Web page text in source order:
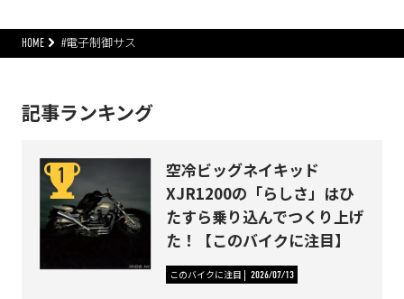
HOME #電子制御サス
記事ランキング
空冷ビッグネイキッド
XJR1200の「らしさ」はひ
たすら乗り込んでつくり上げ
た！【このバイクに注目】
このバイクに注目 2026/07/13